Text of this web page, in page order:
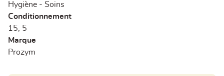
Hygiène - Soins
Conditionnement
15, 5
Marque
Prozym